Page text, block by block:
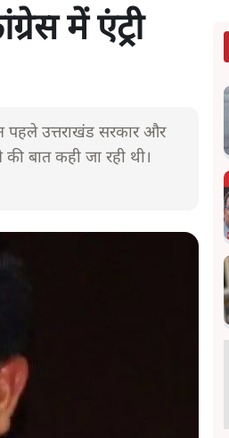
में एंट्री
पहले उत्तराखंड सरकार और
बात कही जा रही थी।